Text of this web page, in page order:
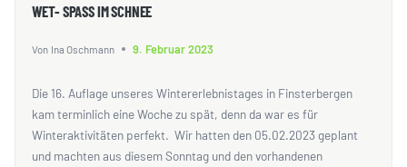
WET- SPASS IM SCHNEE
Von Ina Oschmann 9. Februar 2023
Die 16. Auflage unseres Wintererlebnistages in Finsterbergen
kam terminlich eine Woche zu spät, denn da war es für
Winteraktivitäten perfekt. Wir hatten den 05.02.2023 geplant
und machten aus diesem Sonntag und den vorhandenen